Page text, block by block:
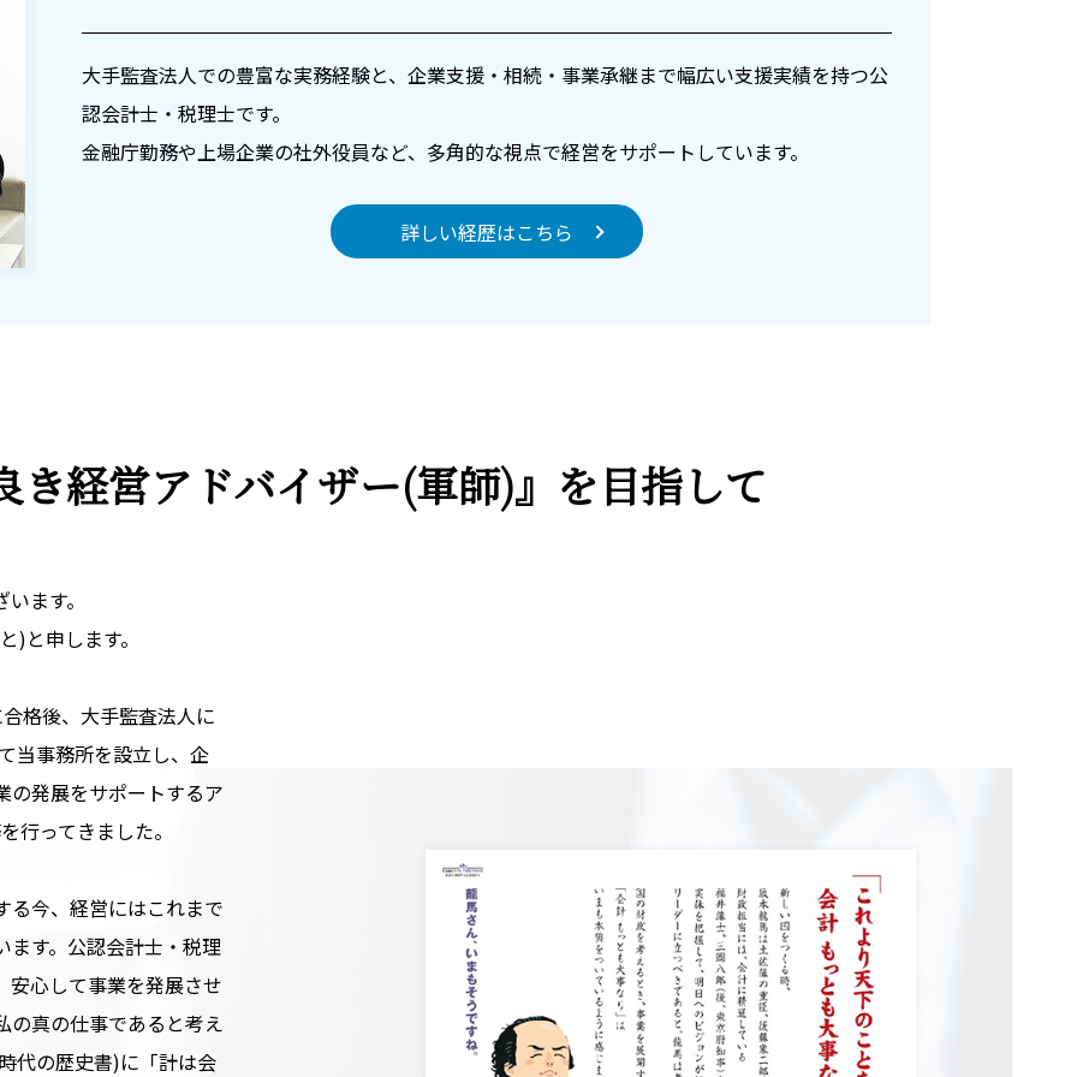
大手監査法人での豊富な実務経験と、企業支援・相続・事業承継まで幅広い支援実績を持つ公
認会計士・税理士です。
金融庁勤務や上場企業の社外役員など、多角的な視点で経営をサポートしています。
詳しい経歴はこちら
き経営アドバイザー(軍師)』を目指して
ます。
)と申します。
格後、大手監査法人に
当事務所を設立し、企
の発展をサポートするア
行ってきました。
る今、経営にはこれまで
ます。公認会計士・税理
安心して事業を発展させ
の真の仕事であると考え
代の歴史書)に「計は会